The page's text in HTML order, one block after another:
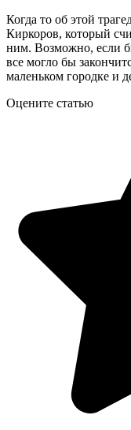
Когда то об этой
Киркоров, который
ним. Возможно, если
все могло бы
маленьком городке и
Оцените статью